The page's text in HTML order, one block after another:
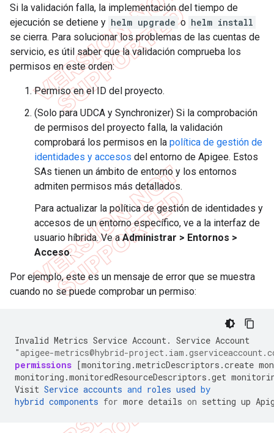
Si la validación falla, la implementación del tiempo de
ejecución se detiene y helm upgrade o helm install
se cierra. Para solucionar los problemas de las cuentas de
servicio, es útil saber que la validación comprueba los
permisos en este orden:
Permiso en el ID del proyecto.
(Solo para UDCA y Synchronizer) Si la comprobación
de permisos del proyecto falla, la validación
comprobará los permisos en la política de gestión de
identidades y accesos del entorno de Apigee. Estos
SAs tienen un ámbito de entorno y los entornos
admiten permisos más detallados.
Para actualizar la política de gestión de identidades y
accesos de un entorno específico, ve a la interfaz de
usuario híbrida. Ve aAdministrar > Entornos >
Acceso.
Por ejemplo, este es un mensaje de error que se muestra
cuando no se puede comprobar un permiso:
Invalid Metrics Service Account. Service Account
"apigee-metrics@hybrid-
permissions [monitoring.metricDescriptors.create
monitoring.monitoredResourceDescriptors.get
Visit Service accounts and roles used by
hybrid components for more details on setting up